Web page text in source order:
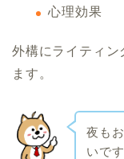
心理効果
外構にライティン
ます。
夜も
いです